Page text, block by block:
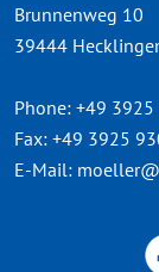
Brunnenweg 10
39444
Phone: +49
Fax: +49 3925
E-Mail: